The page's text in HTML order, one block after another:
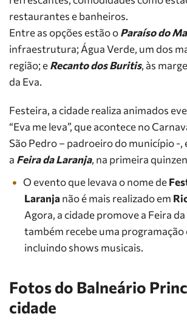
restaurantes e banheiros.
Entre as opções estão oParaíso do
infraestrutura; Água Verde, um dos
região; eRecanto dos Buritis, às
da Eva.
Festeira, a cidade realiza animados
“Eva me leva”, que acontece no
São Pedro – padroeiro do município -,
a Feira da Laranja, na primeira
O evento que levava o nome de
Laranja não é mais realizado em
Agora, a cidade promove a Feira
também recebe uma programação
incluindo shows musicais.
Fotos do Balneário
cidade